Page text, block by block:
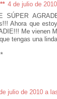
4 de julio de
SÚPER
Ahora que
Me vienen
tengas una
julio de 2010 a